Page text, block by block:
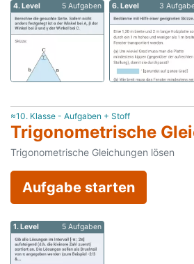
4. Level 5 Aufgaben 6. Level 3
≈10. Klasse - Aufgaben + Stoff
Trigonometrische
Trigonometrische Gleichungen lösen
Aufgabe starten
1. Level 5 Aufgaben